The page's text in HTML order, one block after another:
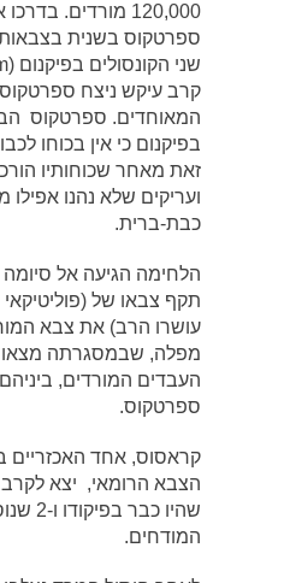
120,000 מורדים.
ספרטקוס בשנית
קרב עיקש ניצח
המאוחדים. ספרטקוס
בפיקנום כי אין בכוחו
זאת מאחר שכוחותיו
ועריקים שלא נהנו
כבת-ברית.
הלחימה הגיעה אל
תקף צבאו של
עושרו הרב) את צבא
מפלה, שבמסגרתה
העבדים המורדים,
ספרטקוס.
קראסוס, אחד האכזריים
שהיו
המודחים.